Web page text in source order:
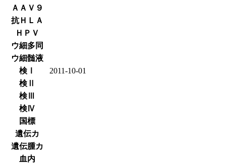
ＡＡＶ９
抗ＨＬＡ
ＨＰＶ
ウ細多同
ウ細髄液
検Ⅰ
2011-10-01
検Ⅱ
検Ⅲ
検Ⅳ
国標
遺伝カ
遺伝腫カ
血内